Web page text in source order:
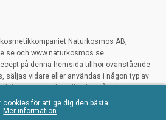
cookies för att ge dig den bästa
Mer information
Naturkosmos AB,
och www.naturkosmos.se.
på denna hemsida tillhör ovanstående
säljas vidare eller användas i någon typ av
Rights Reserved